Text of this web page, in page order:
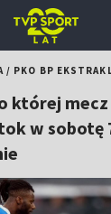
/ PKO BP
której mecz
w sobotę